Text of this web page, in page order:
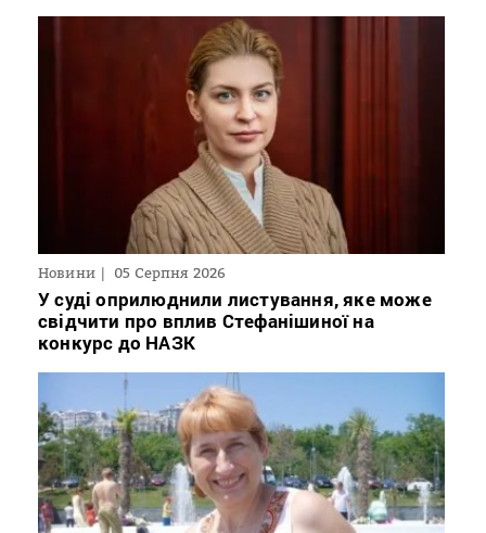
Новини 05 Серпня 2026
У суді оприлюднили листування, яке може
свідчити про вплив Стефанішиної на
конкурс до НАЗК